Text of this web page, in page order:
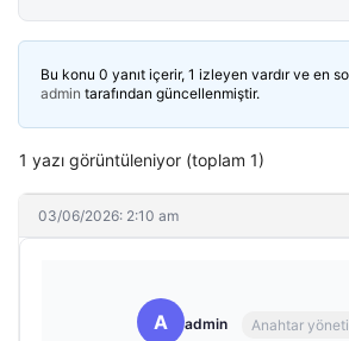
Bu konu 0 yanıt içerir, 1 izleyen vardır ve en
admin tarafından güncellenmiştir.
1 yazı görüntüleniyor (toplam 1)
03/06/2026: 2:10 am
A admin Anahtar